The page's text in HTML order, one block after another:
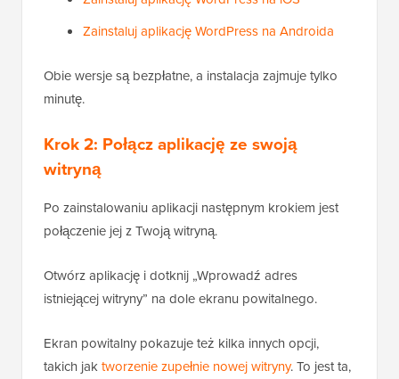
Zainstaluj aplikację WordPress na Androida
Obie wersje są bezpłatne, a instalacja zajmuje tylko
minutę.
Krok 2: Połącz aplikację ze swoją
witryną
Po zainstalowaniu aplikacji następnym krokiem jest
połączenie jej z Twoją witryną.
Otwórz aplikację i dotknij „Wprowadź adres
istniejącej witryny” na dole ekranu powitalnego.
Ekran powitalny pokazuje też kilka innych opcji,
takich jaktworzenie zupełnie nowej witryny. To jest ta,